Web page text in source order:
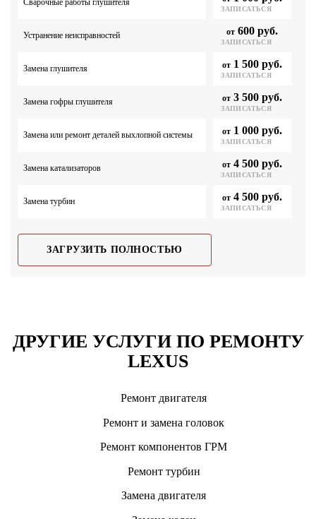
Сварочные работы глушителя
ЗАПИСАТЬСЯ
Устранение неисправностей от 600 руб.
ЗАПИСАТЬСЯ
Замена глушителя от 1 500 руб.
ЗАПИСАТЬСЯ
Замена гофры глушителя от 3 500 руб.
ЗАПИСАТЬСЯ
Замена или ремонт деталей выхлопной системы от 1 000 руб.
ЗАПИСАТЬСЯ
Замена катализаторов от 4 500 руб.
ЗАПИСАТЬСЯ
Замена турбин от 4 500 руб.
ЗАПИСАТЬСЯ
ЗАГРУЗИТЬ ПОЛНОСТЬЮ
ДРУГИЕ УСЛУГИ ПО РЕМОНТУ
LEXUS
Ремонт двигателя
Ремонт и замена головок
Ремонт компонентов ГРМ
Ремонт турбин
Замена двигателя